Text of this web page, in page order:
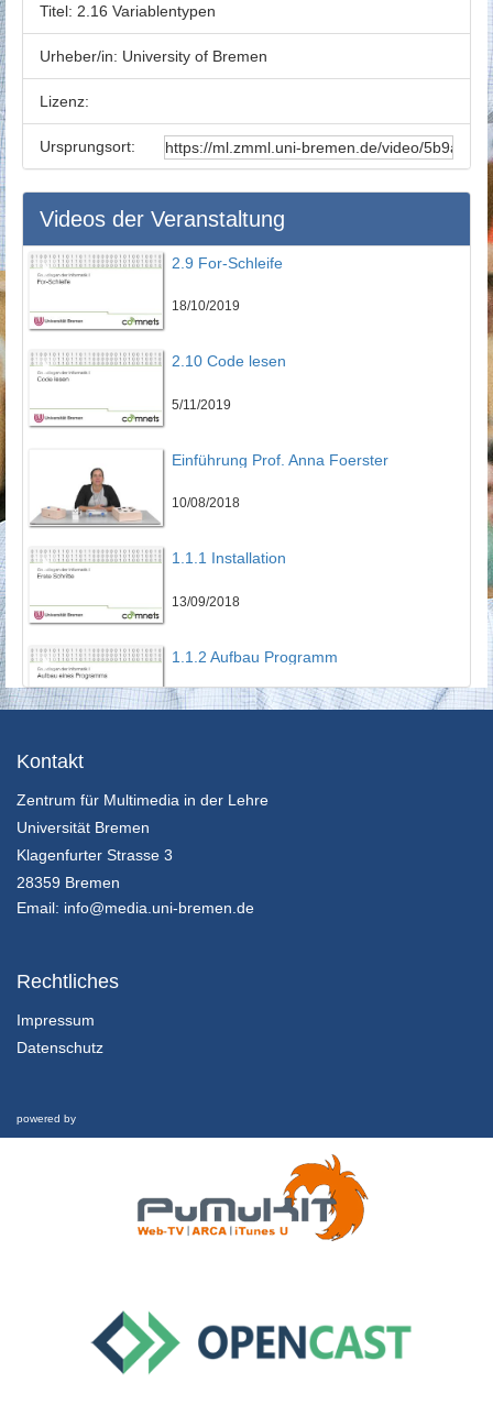
Titel: 2.16 Variablentypen
Urheber/in: University of Bremen
Lizenz:
Ursprungsort:
Videos der Veranstaltung
2.9 For-Schleife
18/10/2019
2.10 Code lesen
5/11/2019
Einführung Prof. Anna Foerster
10/08/2018
1.1.1 Installation
13/09/2018
1.1.2 Aufbau Programm
13/09/2018
13/09/2018
1.4.2 Funktionen ohne Übergabewert
Kontakt
Zentrum für Multimedia in der Lehre
Universität Bremen
Klagenfurter Strasse 3
28359 Bremen
Email: info@media.uni-bremen.de
Rechtliches
Impressum
Datenschutz
powered by